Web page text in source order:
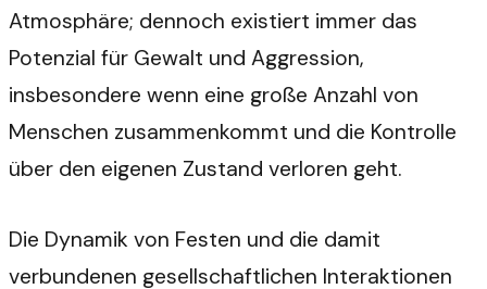
Atmosphäre; dennoch existiert immer das
Potenzial für Gewalt und Aggression,
insbesondere wenn eine große Anzahl von
Menschen zusammenkommt und die Kontrolle
über den eigenen Zustand verloren geht.
Die Dynamik von Festen und die damit
verbundenen gesellschaftlichen Interaktionen